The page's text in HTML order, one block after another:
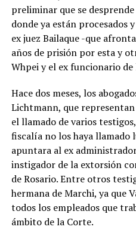
preliminar que se
donde ya están procesados
ex juez Bailaque -que
años de prisión por esta y
Whpei y el ex funcionario de
Hace dos meses, los
Lichtmann, que
el llamado de varios
fiscalía no los haya llamado
apuntara al ex
instigador de la extorsión
de Rosario. Entre otros
hermana de Marchi, ya que
todos los empleados que
ámbito de la Corte.